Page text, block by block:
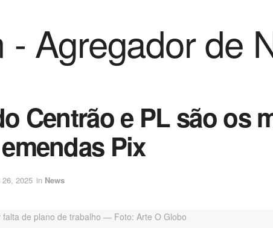
- Agregador de
Centrão e PL são os
Pix
2025 in News